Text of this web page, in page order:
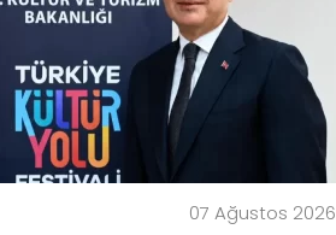
07 Ağustos 2026